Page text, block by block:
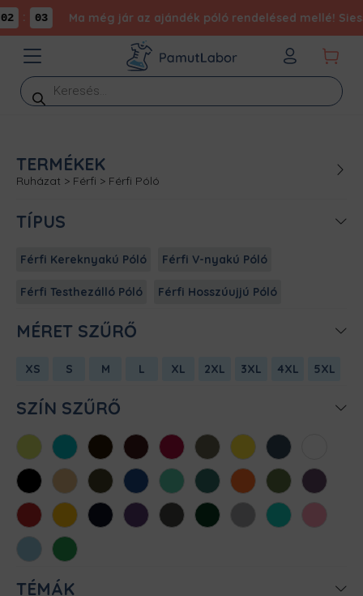
03 Ma még jár az ajándék póló rendelésed mellé!
Products
search
TERMÉKEK
Ruházat > Férfi > Férfi Póló
TÍPUS
Férfi Kereknyakú Póló Férfi V-nyakú Póló
Férfi Testhezálló Póló Férfi Hosszúujjú Póló
MÉRET SZŰRŐ
XS S M L XL 2XL 3XL 4XL 5XL
SZÍN SZŰRŐ
AlmazöldAtollkékBarnaBordóChili Cink Citromsárga
Denim
FeketeHomokKhaki KirálykékMentaMéregzöld
NarancsOliva Padlizsán
Piros SárgaSötétkékSötétlilaSötétszürke
SötétzöldSportszürke
Türkiz
Világos
rózsaszín
Világoskék
Zöld
TÉMÁK